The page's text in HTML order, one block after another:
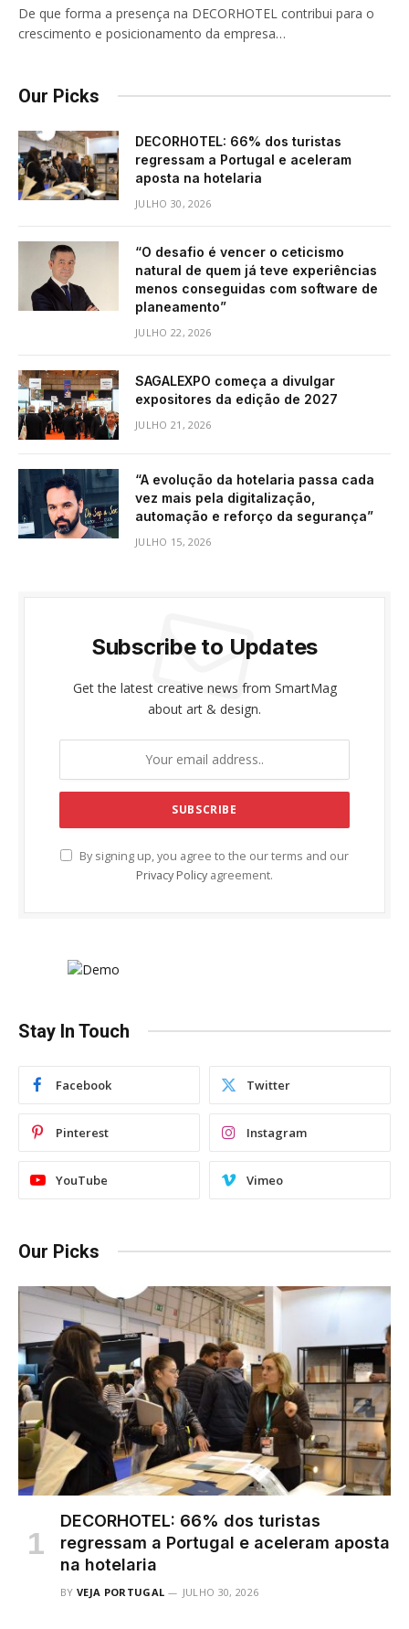
De que forma a presença na DECORHOTEL contribui para o
crescimento e posicionamento da empresa…
Our Picks
DECORHOTEL: 66% dos turistas
regressam a Portugal e aceleram
aposta na hotelaria
JULHO 30, 2026
“O desafio é vencer o ceticismo
natural de quem já teve experiências
menos conseguidas com software de
planeamento”
JULHO 22, 2026
SAGALEXPO começa a divulgar
expositores da edição de 2027
JULHO 21, 2026
“A evolução da hotelaria passa cada
vez mais pela digitalização,
automação e reforço da segurança”
JULHO 15, 2026
Subscribe to Updates
Get the latest creative news from SmartMag
about art & design.
By signing up, you agree to the our terms and our
Privacy Policy agreement.
Stay In Touch
Facebook Twitter
Pinterest Instagram
YouTube Vimeo
Our Picks
DECORHOTEL: 66% dos turistas
regressam a Portugal e aceleram aposta
na hotelaria
BY VEJA PORTUGAL JULHO 30, 2026